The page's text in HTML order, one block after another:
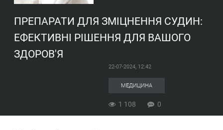
0
ПРЕПАРАТИ ДЛЯ ЗМІЦНЕННЯ СУДИН:
ЕФЕКТИВНІ РІШЕННЯ ДЛЯ ВАШОГО
ЗДОРОВ'Я
22-07-2024, 12:42
МЕДИЦИНА
1 108 0